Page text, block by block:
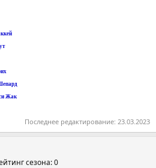
Жак
Последнее редактирование: 23.03.2023
сезона: 0